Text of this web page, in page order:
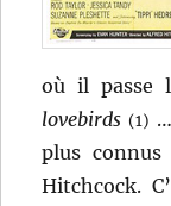
où il passe
lovebirds (1)
plus connus
Hitchcock.